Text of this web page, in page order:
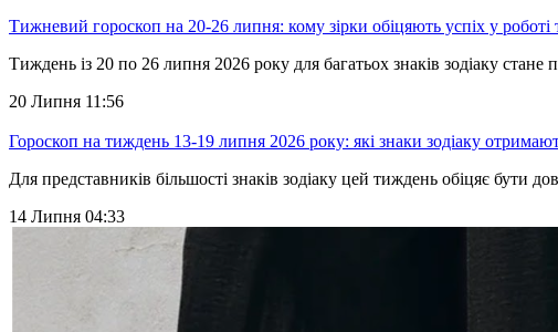
Тижневий гороскоп на 20-26 липня: кому зірки обіцяють успіх у роботі
Тиждень із 20 по 26 липня 2026 року для багатьох знаків зодіаку
20 Липня 11:56
Гороскоп на тиждень 13-19 липня 2026 року: які знаки зодіаку
Для представників більшості знаків зодіаку цей тиждень обіцяє
14 Липня 04:33